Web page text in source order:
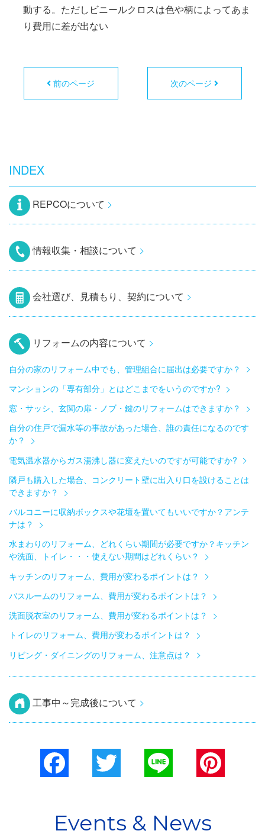
動する。ただしビニールクロスは色や柄によってあま
り費用に差が出ない
前のページ 次のページ
INDEX
REPCOについて
情報収集・相談について
会社選び、見積もり、契約について
リフォームの内容について
自分の家のリフォーム中でも、管理組合に届出は必要ですか？
マンションの「専有部分」とはどこまでをいうのですか?
窓・サッシ、玄関の扉・ノブ・鍵のリフォームはできますか？
自分の住戸で漏水等の事故があった場合、誰の責任になるのです
か？
電気温水器からガス湯沸し器に変えたいのですが可能ですか?
隣戸も購入した場合、コンクリート壁に出入り口を設けることは
できますか？
バルコニーに収納ボックスや花壇を置いてもいいですか？アンテ
ナは？
水まわりのリフォーム、どれくらい期間が必要ですか？キッチン
や洗面、トイレ・・・使えない期間はどれくらい？
キッチンのリフォーム、費用が変わるポイントは？
バスルームのリフォーム、費用が変わるポイントは？
洗面脱衣室のリフォーム、費用が変わるポイントは？
トイレのリフォーム、費用が変わるポイントは？
リビング・ダイニングのリフォーム、注意点は？
工事中～完成後について
Facebook